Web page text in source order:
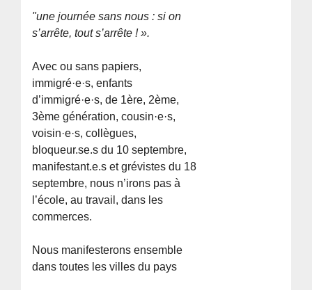
"une journée sans nous : si on
s’arrête, tout s’arrête ! ».
Avec ou sans papiers,
immigré·e·s, enfants
d’immigré·e·s, de 1ère, 2ème,
3ème génération, cousin·e·s,
voisin·e·s, collègues,
bloqueur.se.s du 10 septembre,
manifestant.e.s et grévistes du 18
septembre, nous n’irons pas à
l’école, au travail, dans les
commerces.
Nous manifesterons ensemble
dans toutes les villes du pays